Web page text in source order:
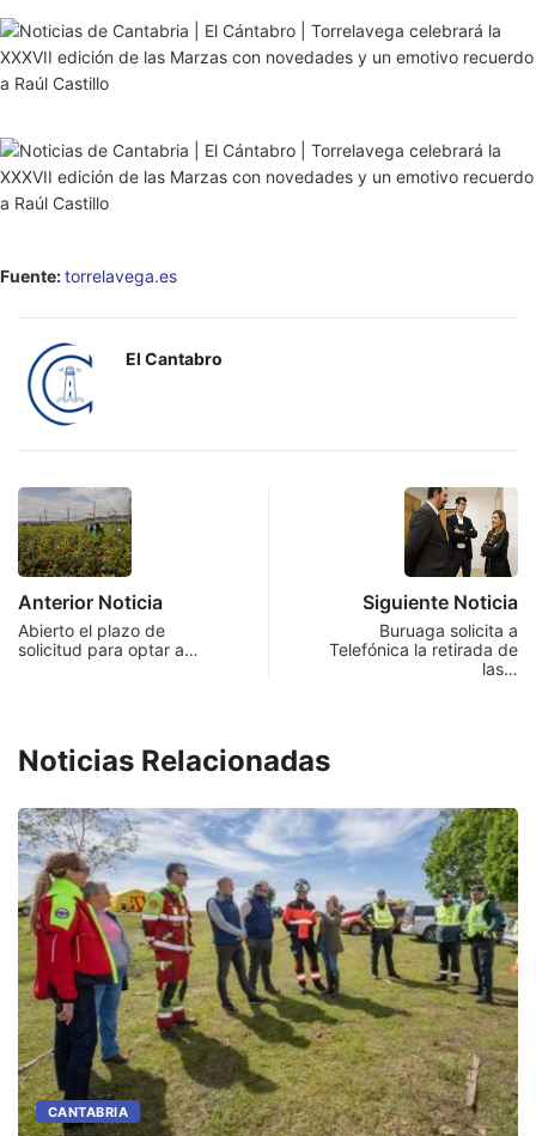
Fuente:torrelavega.es
El Cantabro
Anterior Noticia
Abierto el plazo de
solicitud para optar a…
Siguiente Noticia
Buruaga solicita a
Telefónica la retirada de
las…
Noticias Relacionadas
CANTABRIA